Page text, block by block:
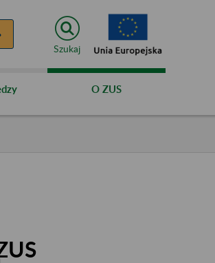
Szukaj
O ZUS